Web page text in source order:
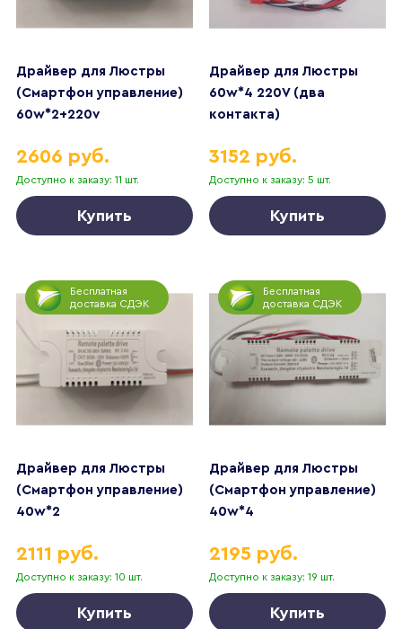
Драйвер для Люстры
(Смартфон управление)
60w*2+220v
Доступно к заказу: 11 шт.
2606 руб.
Купить
Драйвер для Люстры
60w*4 220V (два
контакта)
Доступно к заказу: 5 шт.
3152 руб.
Купить
Бесплатная
доставка СДЭК
Драйвер для Люстры
(Смартфон управление)
40w*2
Доступно к заказу: 10 шт.
2111 руб.
Купить
Бесплатная
доставка СДЭК
Драйвер для Люстры
(Смартфон управление)
40w*4
Доступно к заказу: 19 шт.
2195 руб.
Купить